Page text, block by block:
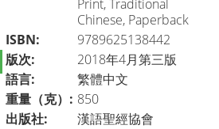
Print, Traditional
Chinese, Paperback
ISBN:
9789625138442
版次:
2018年4月第三版
語言:
繁體中文
重量（克）: 850
出版社:
漢語聖經協會